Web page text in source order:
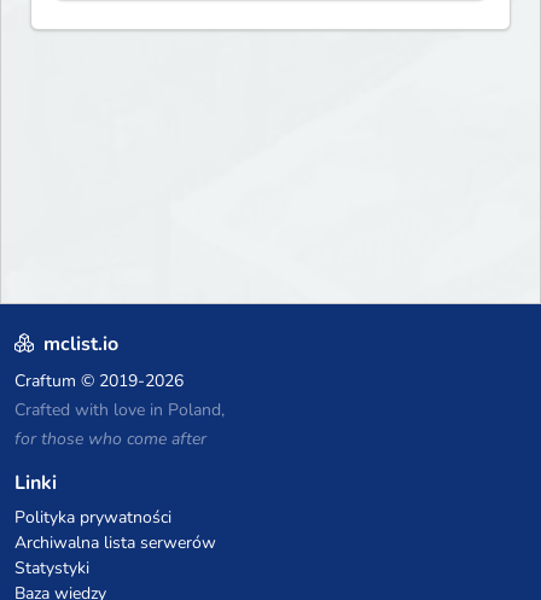
mclist.io
Craftum © 2019-2026
Crafted with love in Poland,
for those who come after
Linki
Polityka prywatności
Archiwalna lista serwerów
Statystyki
Baza wiedzy